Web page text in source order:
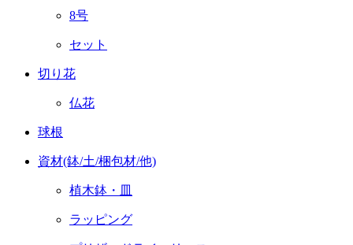
8号
セット
切り花
仏花
球根
資材(鉢/土/梱包材/他)
植木鉢・皿
ラッピング